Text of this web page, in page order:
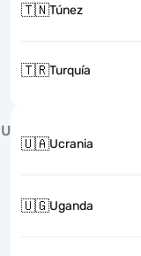
🇹🇳Túnez
🇹🇷Turquía
U
🇺🇦Ucrania
🇺🇬Uganda